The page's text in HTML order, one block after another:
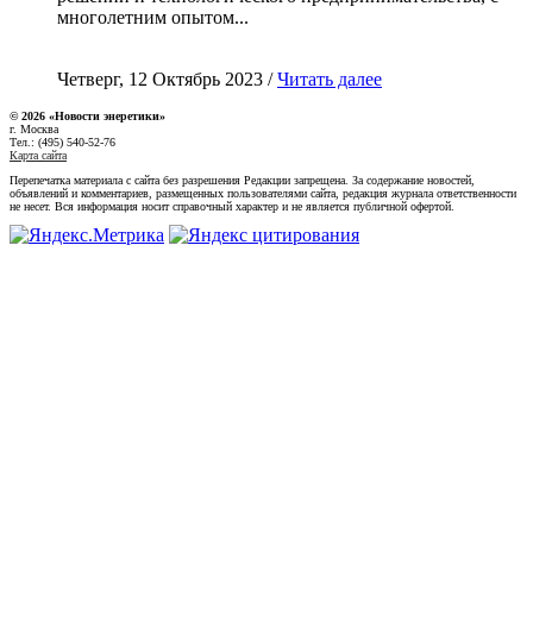
многолетним опытом...
Четверг, 12 Октябрь 2023 /Читать далее
© 2026 «Новости энеретики»
г. Москва
Тел.: (495) 540-52-76
Карта сайта
Перепечатка материала с сайта без разрешения Редакции запрещена. За содержание новостей,
объявлений и комментариев, размещенных пользователями сайта, редакция журнала ответственности
не несет. Вся информация носит справочный характер и не является публичной офертой.